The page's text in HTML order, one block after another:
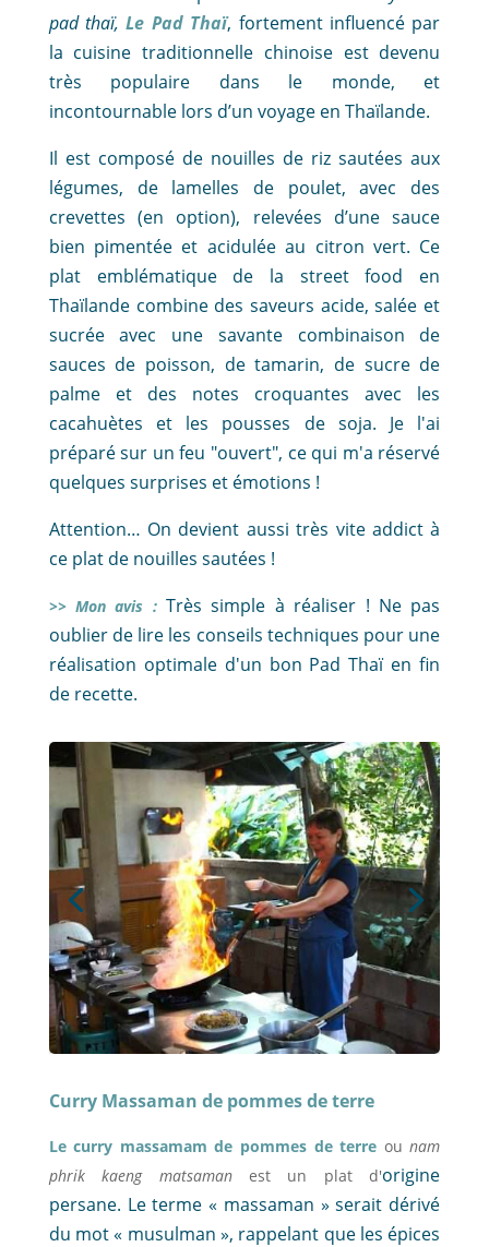
pad thaï,Le Pad Thaï, fortement influencé par
la cuisine traditionnelle chinoise est devenu
très populaire dans le monde, et
incontournable lors d’un voyage en Thaïlande.
Il est composé de nouilles de riz sautées aux
légumes, de lamelles de poulet, avec des
crevettes (en option), relevées d’une sauce
bien pimentée et acidulée au citron vert. Ce
plat emblématique de la street food en
Thaïlande combine des saveurs acide, salée et
sucrée avec une savante combinaison de
sauces de poisson, de tamarin, de sucre de
palme et des notes croquantes avec les
cacahuètes et les pousses de soja. Je l'ai
préparé sur un feu "ouvert", ce qui m'a réservé
quelques surprises et émotions !
Attention… On devient aussi très vite addict à
ce plat de nouilles sautées !
>> Mon avis :Très simple à réaliser ! Ne pas
oublier de lire les conseils techniques pour une
réalisation optimale d'un bon Pad Thaï en fin
de recette.
Curry Massaman de pommes de terre
Le curry massamam de pommes de terre ounam
phrik kaeng matsaman est un plat d'origine
persane. Le terme « massaman » serait dérivé
du mot « musulman », rappelant que les épices